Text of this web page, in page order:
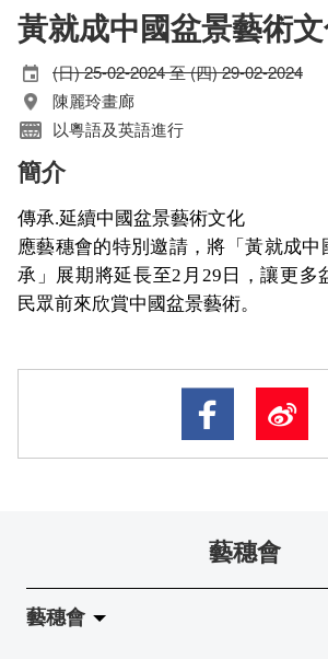
黃就成中國盆景藝術
(日) 25-02-2024 至 (四) 29-02-2024
陳麗玲畫廊
以粵語及英語進行
簡介
傳承.延續中國盆景藝術文化
應藝穗會的特別邀請，將「黃就成
承」展期將延長至2 月 29日，讓更多
民眾前來欣賞中國盆景藝術。
藝穗會
藝穗會